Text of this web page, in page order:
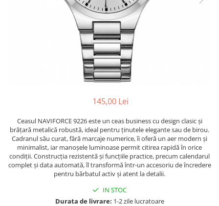
145,00 Lei
Ceasul NAVIFORCE 9226 este un ceas business cu design clasic și
brățară metalică robustă, ideal pentru ținutele elegante sau de birou.
Cadranul său curat, fără marcaje numerice, îi oferă un aer modern și
minimalist, iar manoșele luminoase permit citirea rapidă în orice
condiții. Construcția rezistentă și funcțiile practice, precum calendarul
complet și data automată, îl transformă într-un accesoriu de încredere
pentru bărbatul activ și atent la detalii.
IN STOC
Durata de livrare: 1-2 zile lucratoare